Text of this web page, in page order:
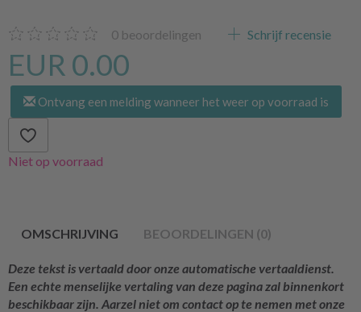
0 beoordelingen Schrijf recensie
EUR 0.00
Ontvang een melding wanneer het weer op voorraad is
Niet op voorraad
OMSCHRIJVING BEOORDELINGEN (0)
Deze tekst is vertaald door onze automatische vertaaldienst.
Een echte menselijke vertaling van deze pagina zal binnenkort
beschikbaar zijn. Aarzel niet om contact op te nemen met onze